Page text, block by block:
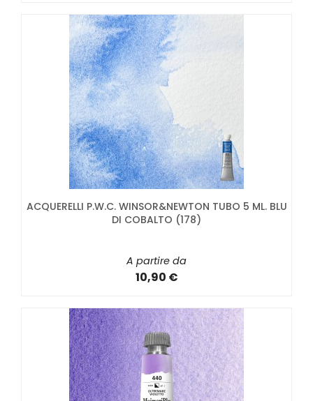
ACQUERELLI P.W.C. WINSOR&NEWTON TUBO 5 ML. BLU
DI COBALTO (178)
A partire da
10,90 €